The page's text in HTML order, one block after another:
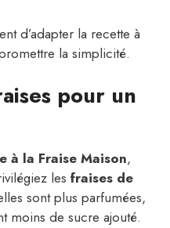
d’adapter la recette à
la simplicité.
pour un
à la Fraise Maison,
les fraises de
sont plus parfumées,
moins de sucre ajouté.